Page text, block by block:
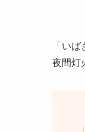
「い
夜間灯